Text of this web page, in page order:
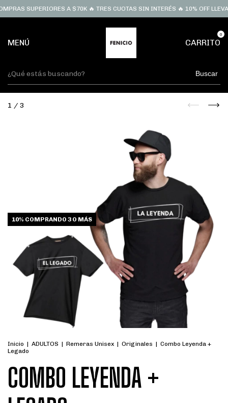
SUPERIORES A $70K 🔥 TRES CUOTAS SIN INTERÉS 🔥 10% OFF
MENÚ CARRITO
0
Buscar
1 / 3
10% COMPRANDO 3 O MÁS
Inicio | ADULTOS | Remeras Unisex | Originales | Combo Leyenda +
Legado
COMBO LEYENDA +